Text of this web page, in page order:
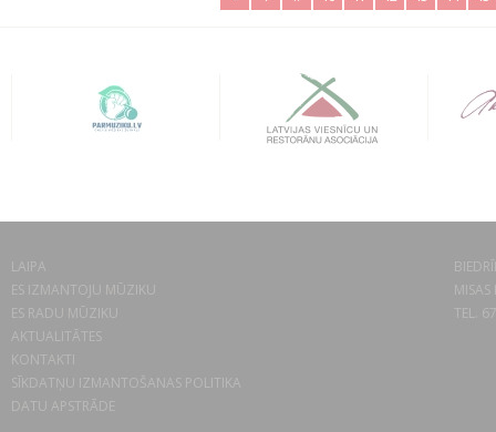
LAIPA
ES IZMANTOJU MŪZIKU
ES RADU MŪZIKU
AKTUALITĀTES
KONTAKTI
SĪKDATŅU IZMANTOŠANAS POLITIKA
DATU APSTRĀDE
TEL.